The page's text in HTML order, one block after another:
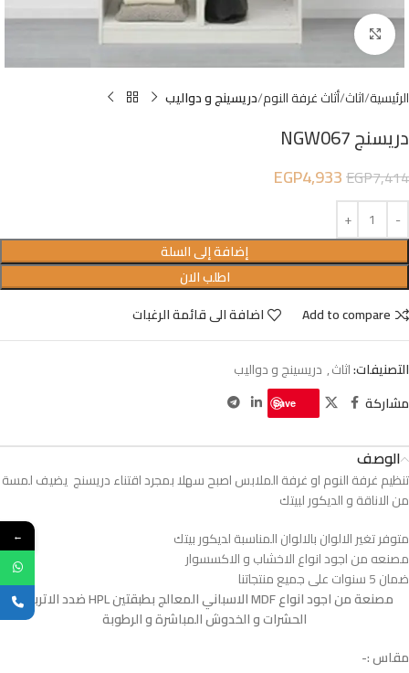
Click to enlarge
الرئيسية اثاث أثاث غرفة النوم دريسينج و دواليب
دريسنج NGW067
EGP7,414
EGP4,933
إضافة إلى السلة
اطلب الان
Add to compare
اضافة الى قائمة الرغبات
التصنيفات:اثاث, دريسينج و دواليب
مشاركة
Save
الوصف
تنظيم غرفة النوم او غرفة الملابس اصبح سهلا بمجرد اقتناء دريسنج يضيف لمسة
من الاناقة و الديكور لبيتك
متوفر تغير الالوان بالالوان المناسبة لديكور بيتك
مصنعه من اجود انواع الاخشاب و الاكسسوار
ضمان 5 سنوات على جميع منتجاتنا
مصنعة من اجود انواع MDF الاسباني المعالج بطبقتين HPL ضدد الاتربة و
الحشرات و الخدوش المباشرة و الرطوبة
مقاس :-
←